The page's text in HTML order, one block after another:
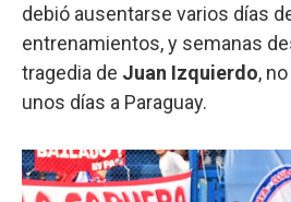
debió ausentarse varios días
entrenamientos, y semanas
tragedia de Juan Izquierdo,
unos días a Paraguay.